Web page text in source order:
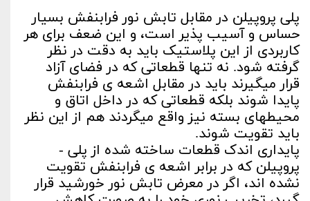
پلی ­پروپیلن در مقابل تابش نور فرابنفش بسیار
حساس و آسیب­ پذیر است، و این ضعف برای هر
کاربردی از این پلاستیک باید به دقت در نظر
گرفته شود. نه ­تنها قطعاتی که در فضای آزاد
قرار می­گیرند باید در مقابل اشعه­ ی فرابنفش
پایدا شوند بلکه قطعاتی که در داخل اتاق و
محیط­های بسته نیز واقع می­گردند هم از این نظر
باید تقویت شوند.
پایداری اندک قطعات ساخته شده از پلی ­
پروپیلن که در برابر اشعه­ ی فرابنفش تقویت
نشده ­اند، اگر در معرض تابش نور خورشید قرار